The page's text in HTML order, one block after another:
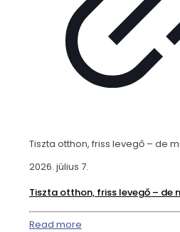
Tiszta otthon, friss levegő – de
2026. július 7.
Tiszta otthon, friss levegő – de
Read more